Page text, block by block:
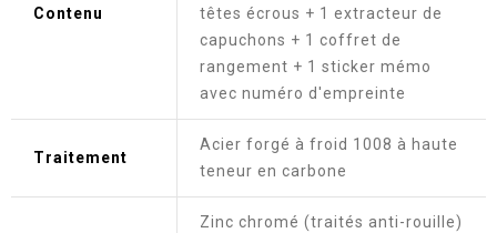
Contenu
têtes écrous + 1 extracteur de
capuchons + 1 coffret de
rangement + 1 sticker mémo
avec numéro d'empreinte
Traitement
Acier forgé à froid 1008 à haute
teneur en carbone
Zinc chromé (traités anti-rouille)